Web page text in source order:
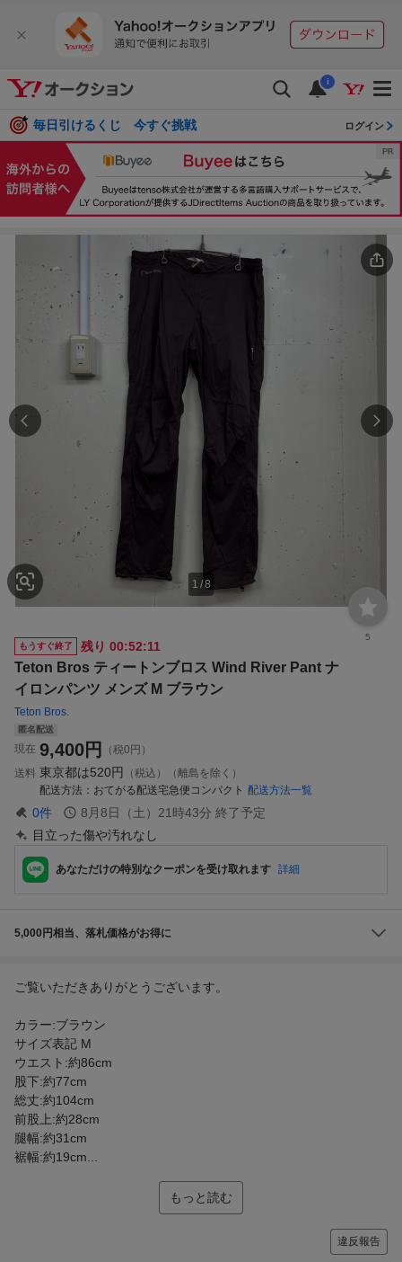
i
毎日引けるくじ 今すぐ挑戦 ログイン
1 /8
5
もうすぐ終了
残り 00:52:11
Teton Bros ティートンブロス Wind River Pant ナ
イロンパンツ メンズ M ブラウン
Teton Bros.
匿名配送
現在 9,400円
（税0円）
送料 東京都は520円
（税込）（離島を除く）
配送方法
おてがる配送宅急便コンパクト 配送方法一覧
0件 8月8日（土）21時43分 終了予定
目立った傷や汚れなし
あなただけの特別なクーポンを受け取れます 詳細
5,000円相当、落札価格がお得に
ご覧いただきありがとうございます。
カラー:ブラウン
サイズ表記 M
ウエスト:約86cm
股下:約77cm
総丈:約104cm
前股上:約28cm
腿幅:約31cm
裾幅:約19cm...
もっと読む
違反報告